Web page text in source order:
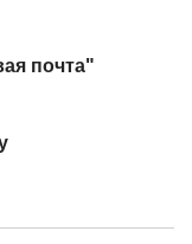
почта"